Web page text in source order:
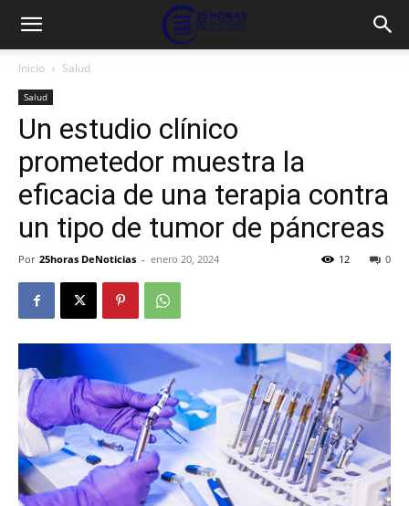
Inicio Salud
Salud
Un estudio clínico
prometedor muestra la
eficacia de una terapia contra
un tipo de tumor de páncreas
Por 25horas DeNoticias - enero 20, 2024 0
12